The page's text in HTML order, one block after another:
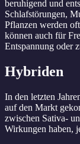
beruhigend und
Schlafstörungen,
Pflanzen werden
können auch für
Entspannung oder
Hybriden
In den letzten
auf den Markt
zwischen Sativa-
Wirkungen haben,